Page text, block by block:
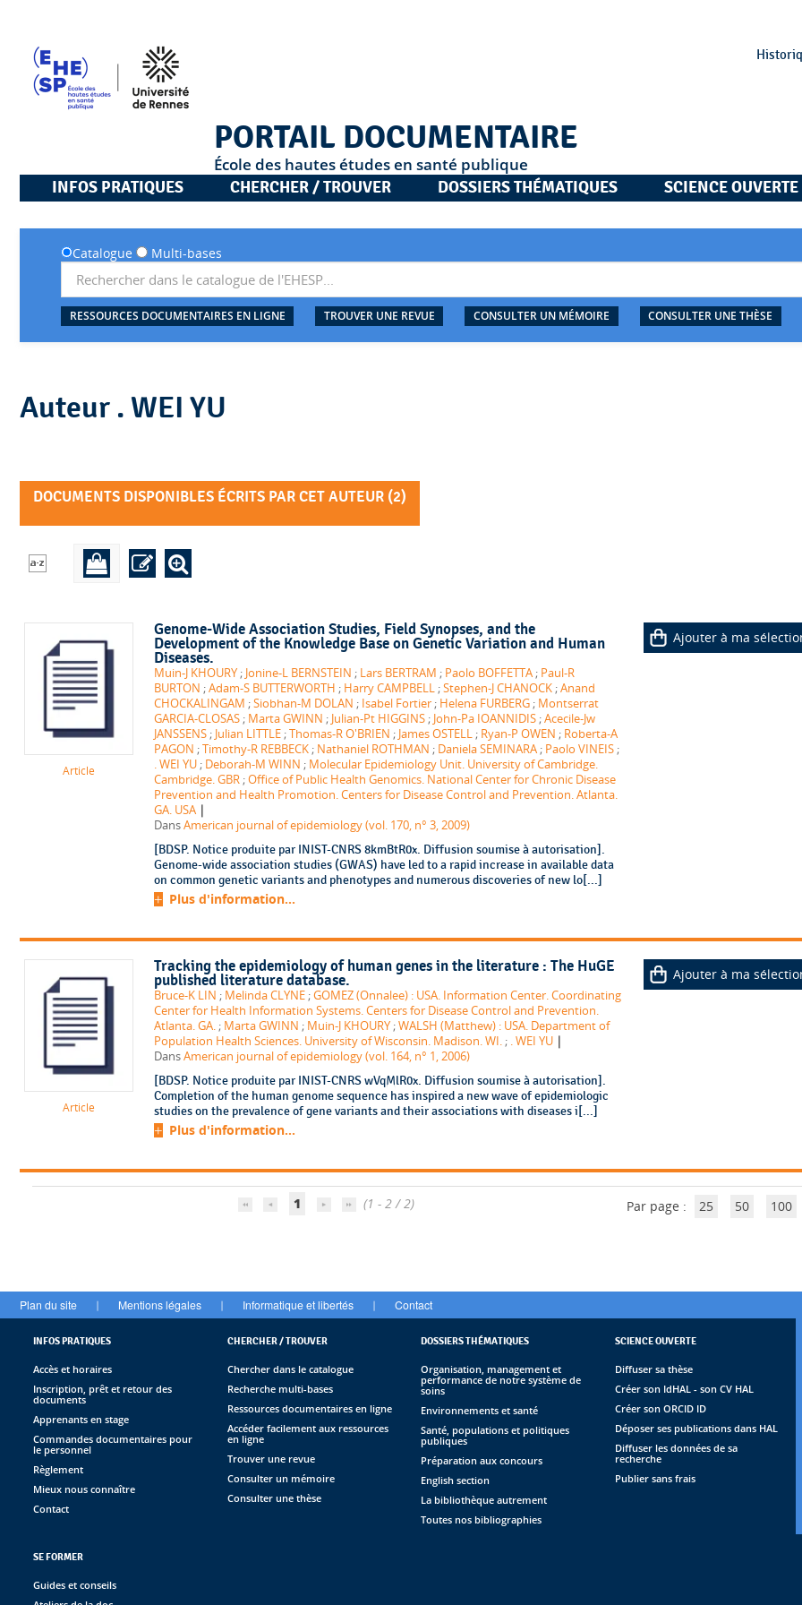
PORTAIL DOCUMENTAIRE
École des hautes études en santé publique
INFOS PRATIQUES
CHERCHER / TROUVER DOSSIERS THÉMATIQUES SCIENCE OUVERTE
Catalogue Multi-bases
RESSOURCES DOCUMENTAIRES EN LIGNE TROUVER UNE REVUE CONSULTER UN MÉMOIRE CONSULTER UNE THÈSE
Auteur . WEI YU
DOCUMENTS DISPONIBLES ÉCRITS PAR CET AUTEUR (2)
Article
Genome-Wide Association Studies, Field Synopses, and the
Development of the Knowledge Base on Genetic Variation and Human
Diseases.
Muin-J KHOURY ; Jonine-L BERNSTEIN ; Lars BERTRAM ; Paolo BOFFETTA ; Paul-R
BURTON ;Adam-S BUTTERWORTH ; Harry CAMPBELL ;Stephen-J CHANOCK ;Anand
CHOCKALINGAM ;Siobhan-M DOLAN ; Isabel Fortier ; Helena FURBERG ; Montserrat
GARCIA-CLOSAS ; Marta GWINN ; Julian-Pt HIGGINS ; John-Pa IOANNIDIS ;Acecile-Jw
JANSSENS ; Julian LITTLE ;Thomas-R O'BRIEN ; James OSTELL ; Ryan-P OWEN ; Roberta-A
PAGON ;Timothy-R REBBECK ; Nathaniel ROTHMAN ; Daniela SEMINARA ; Paolo VINEIS ;
. WEI YU ; Deborah-M WINN ; Molecular Epidemiology Unit. University of Cambridge.
Cambridge. GBR ;Office of Public Health Genomics. National Center for Chronic Disease
Prevention and Health Promotion. Centers for Disease Control and Prevention. Atlanta.
GA. USA |
DansAmerican journal of epidemiology (vol. 170, n° 3, 2009)
[BDSP. Notice produite par INIST-CNRS 8kmBtR0x. Diffusion soumise à autorisation].
Genome-wide association studies (GWAS) have led to a rapid increase in available data
on common genetic variants and phenotypes and numerous discoveries of new lo[...]
Plus d'information...
Ajouter à ma
Article
Tracking the epidemiology of human genes in the literature : The HuGE
published literature database.
Bruce-K LIN ; Melinda CLYNE ;GOMEZ (Onnalee) : USA. Information Center. Coordinating
Center for Health Information Systems. Centers for Disease Control and Prevention.
Atlanta. GA. ; Marta GWINN ; Muin-J KHOURY ;WALSH (Matthew) : USA. Department of
Population Health Sciences. University of Wisconsin. Madison. WI. ; . WEI YU |
DansAmerican journal of epidemiology (vol. 164, n° 1, 2006)
[BDSP. Notice produite par INIST-CNRS wVqMlR0x. Diffusion soumise à autorisation].
Completion of the human genome sequence has inspired a new wave of epidemiologic
studies on the prevalence of gene variants and their associations with diseases i[...]
Plus d'information...
Ajouter à ma
1 (1 - 2 / 2) Par page : 25 50 100
Plan du site | Mentions légales | Informatique et libertés | Contact
INFOS PRATIQUES
Accès et horaires
Inscription, prêt et retour des
documents
Apprenants en stage
Commandes documentaires pour
le personnel
Règlement
Mieux nous connaître
Contact
CHERCHER / TROUVER
Chercher dans le catalogue
Recherche multi-bases
Ressources documentaires en ligne
Accéder facilement aux ressources
en ligne
Trouver une revue
Consulter un mémoire
Consulter une thèse
DOSSIERS THÉMATIQUES
Organisation, management et
performance de notre système de
soins
Environnements et santé
Santé, populations et politiques
publiques
Préparation aux concours
English section
La bibliothèque autrement
Toutes nos bibliographies
SCIENCE OUVERTE
Diffuser sa thèse
Créer son IdHAL - son CV HAL
Créer son ORCID ID
Déposer ses publications dans HAL
Diffuser les données de sa
recherche
Publier sans frais
SE FORMER
Guides et conseils